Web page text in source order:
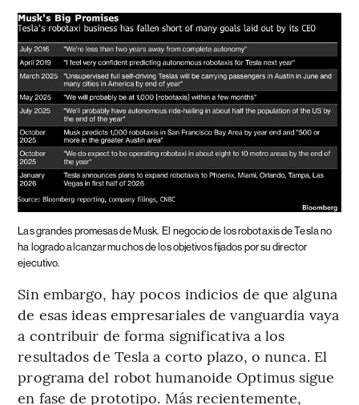
Las grandes promesas de Musk. El negocio de los robotaxis de Tesla no
ha logrado alcanzar muchos de los objetivos fijados por su director
ejecutivo.
Sin embargo, hay pocos indicios de que alguna
de esas ideas empresariales de vanguardia vaya
a contribuir de forma significativa a los
resultados de Tesla a corto plazo, o nunca. El
programa del robot humanoide Optimus sigue
en fase de prototipo. Más recientemente,